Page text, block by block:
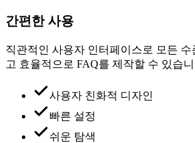
간편한 사용
직관적인 사용자 인터페이스로 모든
고 효율적으로 FAQ를 제작할 수 있습
사용자 친화적 디자인
빠른 설정
쉬운 탐색